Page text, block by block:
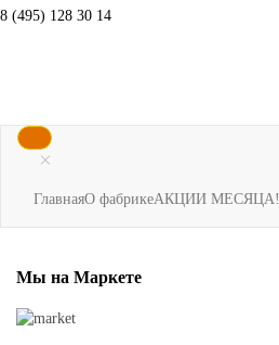
8 (495) 128 30 14
×
ГлавнаяО фабрикеАКЦИИ МЕСЯЦА!
Мы на Маркете